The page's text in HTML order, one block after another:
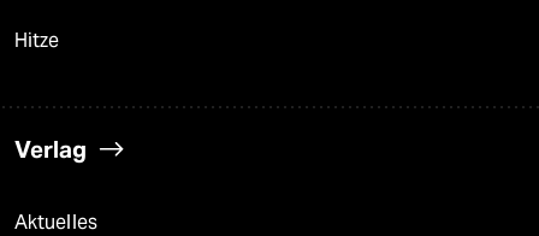
Hitze
Verlag
Aktuelles